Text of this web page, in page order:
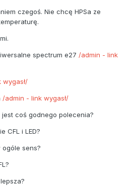
czegoś. Nie chcę HPSa ze
spectrum e27 /admin - link
wygasł/
/admin - link wygasł/
coś godnego polecenia?
CFL i LED?
sens?